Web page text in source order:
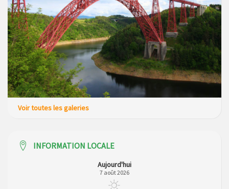
Voir toutes les galeries
INFORMATION LOCALE
Aujourd'hui
7 août 2026